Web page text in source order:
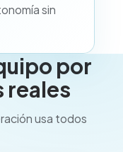
sin
por
reales
usa todos